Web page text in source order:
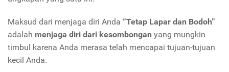
Maksud dari menjaga diri Anda “Tetap Lapar dan Bodoh”
adalah menjaga diri dari kesombongan yang mungkin
timbul karena Anda merasa telah mencapai tujuan-tujuan
kecil Anda.